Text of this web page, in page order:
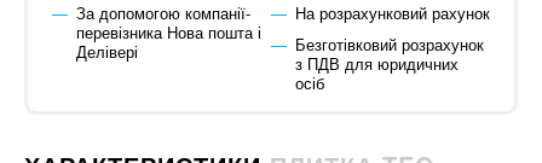
За допомогою компанії-
перевізника Нова пошта і
Делівері
На розрахунковий рахунок
Безготівковий розрахунок
з ПДВ для юридичних
осіб